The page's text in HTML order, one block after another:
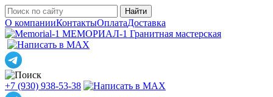
О компанииКонтактыОплатаДоставка
МЕМОРИАЛ-1 Гранитная мастерская
+7 (930) 938-53-38